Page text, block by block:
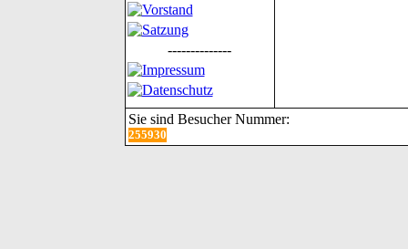
--------------
Sie sind Besucher Nummer:
255930